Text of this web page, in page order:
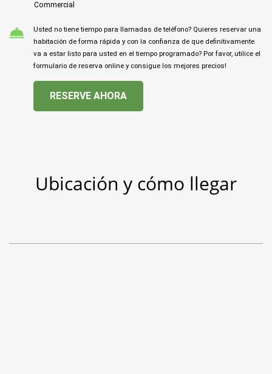
Commercial
Usted no tiene tiempo para llamadas de teléfono? Quieres reservar una
habitación de forma rápida y con la confianza de que definitivamente
va a estar listo para usted en el tiempo programado? Por favor, utilice el
formulario de reserva online y consigue los mejores precios!
RESERVE AHORA
Ubicación y cómo llegar